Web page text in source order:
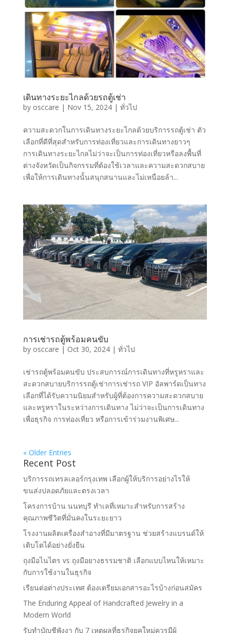
เดินทางระยะไกลด้วยรถตู้เช่า
by osccare | Nov 15, 2024| ทั่วไป
ความสะดวกในการเดินทางระยะไกลด้วยบริการรถตู้เช่า ตัว
เลือกที่ดีที่สุดสำหรับการท่องเที่ยวและการเดินทางยาวๆ
การเดินทางระยะไกลไม่ว่าจะเป็นการท่องเที่ยวหรือลงพื้นที่
ต่างจังหวัดเป็นกิจกรรมที่ต้องใช้เวลาและความสะดวกสบาย
เพื่อให้การเดินทางนั้นสนุกสนานและไม่เหนื่อยล้า...
การเช่ารถตู้พร้อมคนขับ
by osccare | Oct 30, 2024| ทั่วไป
เช่ารถตู้พร้อมคนขับ ประสบการณ์การเดินทางที่หรูหราและ
สะดวกสบายบริการรถตู้เช่าการเช่ารถ VIP อัลพาร์ดเป็นทาง
เลือกที่ได้รับความนิยมสำหรับผู้ที่ต้องการความสะดวกสบาย
และหรูหราในระหว่างการเดินทาง ไม่ว่าจะเป็นการเดินทาง
เพื่อธุรกิจ การท่องเที่ยว หรือการเข้าร่วมงานพิเศษ...
« Older Entries
Recent Post
บริการรถเทรลเลอร์กรุงเทพ เลือกผู้ให้บริการอย่างไรให้
ขนส่งปลอดภัยและตรงเวลา
โครงการบ้าน นนทบุรี ทำเลที่เหมาะสำหรับการสร้าง
คุณภาพชีวิตที่มั่นคงในระยะยาว
โรงงานผลิตเครื่องสำอางที่มีมาตรฐาน ช่วยสร้างแบรนด์ให้
เติบโตได้อย่างยั่งยืน
ถุงมือไนไตร vs ถุงมือยางธรรมชาติ เลือกแบบไหนให้เหมาะ
กับการใช้งานในธุรกิจ
เรียนต่อต่างประเทศ ต้องเตรียมเอกสารอะไรบ้างก่อนสมัคร
The Enduring Appeal of Handcrafted Jewelry in a
Modern World
รับทำบัญชีพังงา กับ 7 เหตุผลที่ธุรกิจยุคใหม่ควรมีผู้